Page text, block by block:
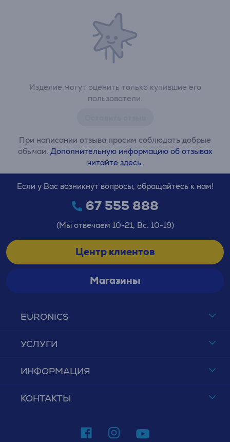
Изделие могут оценить только купившие его
пользователи.
При написании отзыва просим соблюдать добрые
обычаи. Дополнительную информацию об отзывах
читайте здесь.
EURONICS
УСЛУГИ
ИНФОРМАЦИЯ
КОНТАКТЫ
Если у Вас возникнут вопросы, обращайтесь к нам!
67 555 888
(Мы отвечаем 10-21, Вс. 10-19)
Центр клиентов
Магазины